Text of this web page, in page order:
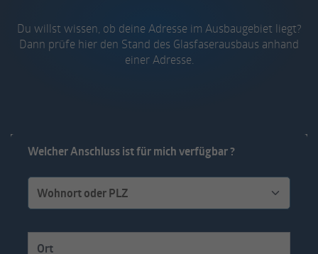
Du willst wissen, ob deine Adresse im Ausbaugebiet liegt?
Dann prüfe hier den Stand des Glasfaserausbaus anhand
einer Adresse.